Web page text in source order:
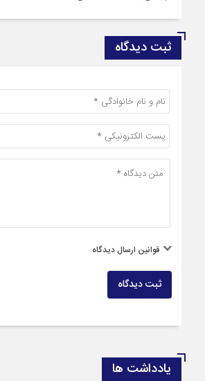
ثبت دیدگاه
قوانین ارسال دیدگاه
ثبت دیدگاه
یادداشت ها